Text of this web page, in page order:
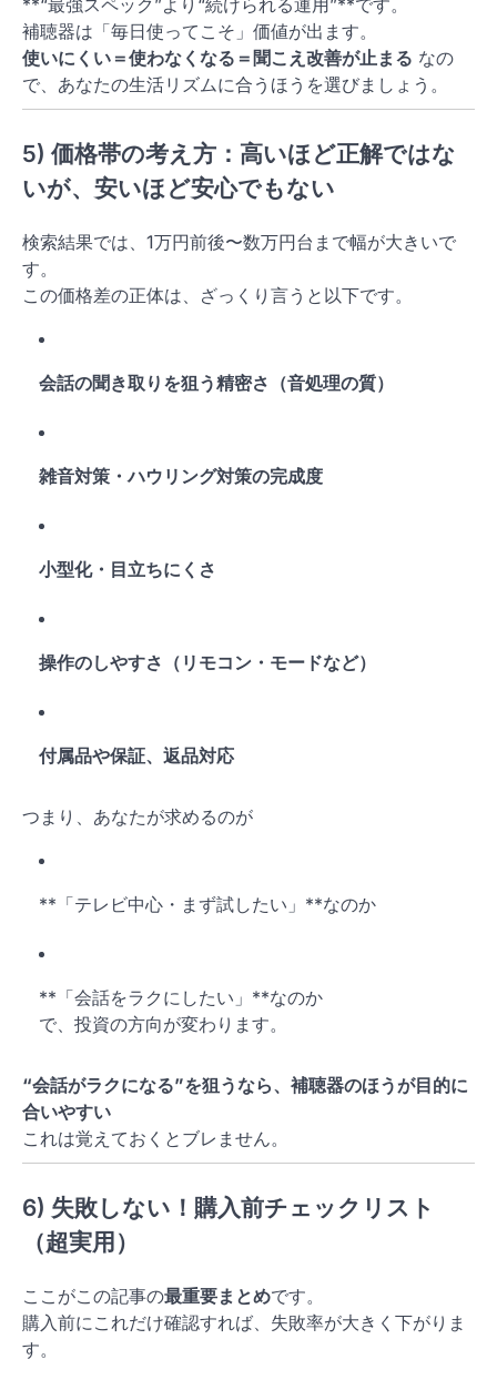
**“最強スペック”より“続けられる運用”**です。
補聴器は「毎日使ってこそ」価値が出ます。
使いにくい＝使わなくなる＝聞こえ改善が止まる なの
で、あなたの生活リズムに合うほうを選びましょう。
5) 価格帯の考え方：高いほど正解ではな
いが、安いほど安心でもない
検索結果では、1万円前後〜数万円台まで幅が大きいで
す。
この価格差の正体は、ざっくり言うと以下です。
会話の聞き取りを狙う精密さ（音処理の質）
雑音対策・ハウリング対策の完成度
小型化・目立ちにくさ
操作のしやすさ（リモコン・モードなど）
付属品や保証、返品対応
つまり、あなたが求めるのが
**「テレビ中心・まず試したい」**なのか
**「会話をラクにしたい」**なのか
で、投資の方向が変わります。
“会話がラクになる”を狙うなら、補聴器のほうが目的に
合いやすい
これは覚えておくとブレません。
6) 失敗しない！購入前チェックリスト
（超実用）
ここがこの記事の最重要まとめです。
購入前にこれだけ確認すれば、失敗率が大きく下がりま
す。